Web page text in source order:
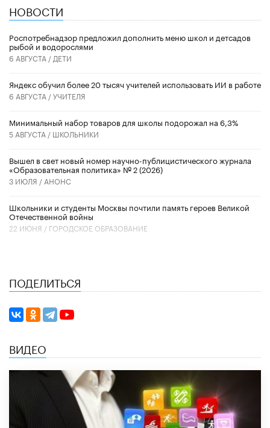
НОВОСТИ
Роспотребнадзор предложил дополнить меню школ и детсадов
рыбой и водорослями
6 АВГУСТА / ДЕТИ
​Яндекс обучил более 20 тысяч учителей использовать ИИ в работе
6 АВГУСТА /УЧИТЕЛЯ
Минимальный набор товаров для школы подорожал на 6,3%
5 АВГУСТА / ШКОЛЬНИКИ
Вышел в свет новый номер научно-публицистического журнала
«Образовательная политика» № 2 (2026)
3 ИЮЛЯ / АНОНС
Школьники и студенты Москвы почтили память героев Великой
Отечественной войны
22 ИЮНЯ / ГОРОДСКОЕ ОБРАЗОВАНИЕ
ПОДЕЛИТЬСЯ
ВИДЕО